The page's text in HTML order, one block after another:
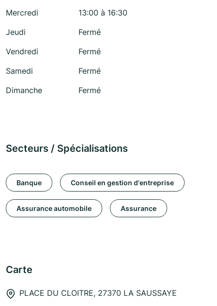
Mercredi
13:00 à 16:30
Jeudi
Fermé
Vendredi
Fermé
Samedi
Fermé
Dimanche
Fermé
Secteurs / Spécialisations
Banque Conseil en gestion d'entreprise
Assurance automobile Assurance
Carte
PLACE DU CLOITRE, 27370 LA SAUSSAYE